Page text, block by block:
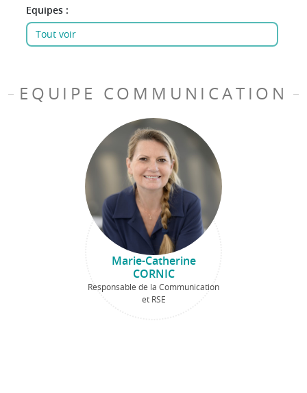
Equipes :
EQUIPE COMMUNICATION
Marie-Catherine
CORNIC
Responsable de la Communication
et RSE